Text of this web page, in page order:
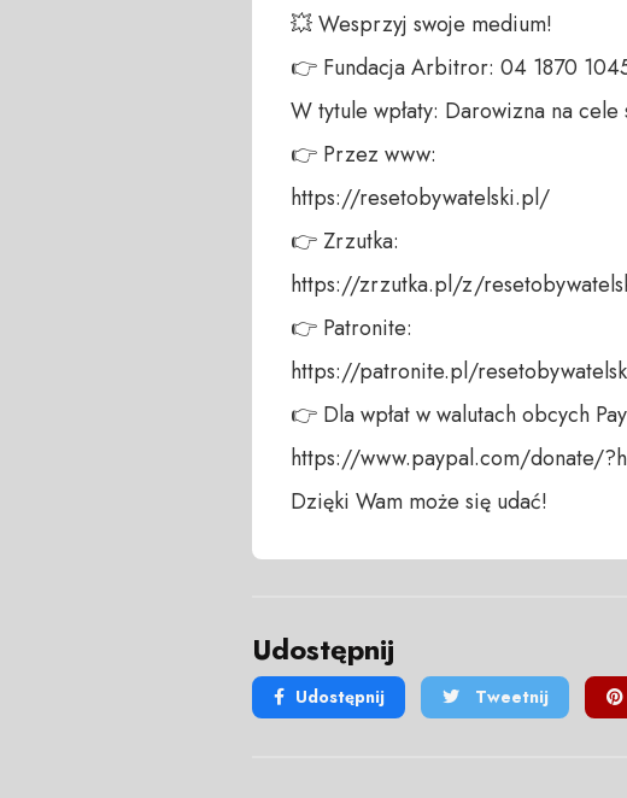
💥 Wesprzyj swoje medium!
👉 Fundacja Arbitror: 04 1870
W tytule wpłaty: Darowizna na
👉 Przez www:
https://resetobywatelski.pl/
👉 Zrzutka:
https://zrzutka.pl/z/
👉 Patronite:
https://patronite.pl/
👉 Dla wpłat w walutach obcych
https://www.paypal.com/donate/
Dzięki Wam może się udać!
Udostępnij
Udostępnij Tweetnij